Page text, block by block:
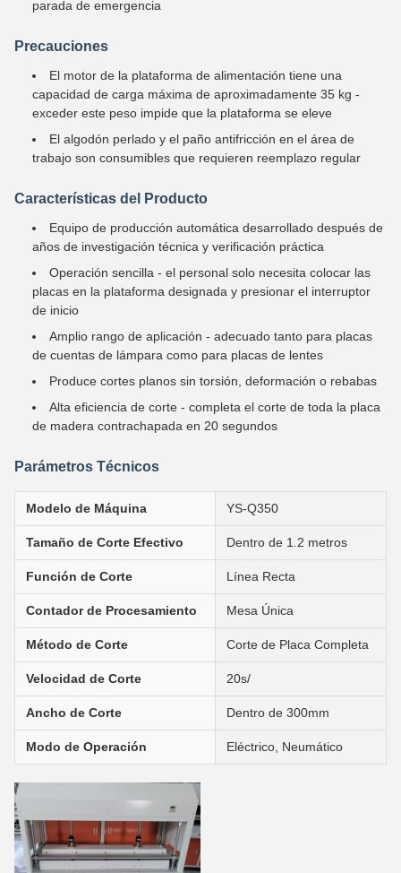
parada de emergencia
Precauciones
El motor de la plataforma de alimentación tiene una
capacidad de carga máxima de aproximadamente 35 kg -
exceder este peso impide que la plataforma se eleve
El algodón perlado y el paño antifricción en el área de
trabajo son consumibles que requieren reemplazo regular
Características del Producto
Equipo de producción automática desarrollado después de
años de investigación técnica y verificación práctica
Operación sencilla - el personal solo necesita colocar las
placas en la plataforma designada y presionar el interruptor
de inicio
Amplio rango de aplicación - adecuado tanto para placas
de cuentas de lámpara como para placas de lentes
Produce cortes planos sin torsión, deformación o rebabas
Alta eficiencia de corte - completa el corte de toda la placa
de madera contrachapada en 20 segundos
Parámetros Técnicos
Modelo de Máquina YS-Q350
Tamaño de Corte Efectivo Dentro de 1.2 metros
Función de Corte Línea Recta
Contador de Procesamiento Mesa Única
Método de Corte Corte de Placa Completa
Velocidad de Corte 20s/
Ancho de Corte Dentro de 300mm
Modo de Operación Eléctrico, Neumático